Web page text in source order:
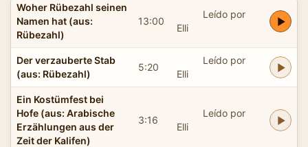
Woher Rübezahl seinen
Namen hat (aus:
Rübezahl)
13:00
Leído por
Elli
Der verzauberte Stab
(aus: Rübezahl)
5:20
Leído por
Elli
Ein Kostümfest bei
Hofe (aus: Arabische
Erzählungen aus der
Zeit der Kalifen)
3:16
Leído por
Elli